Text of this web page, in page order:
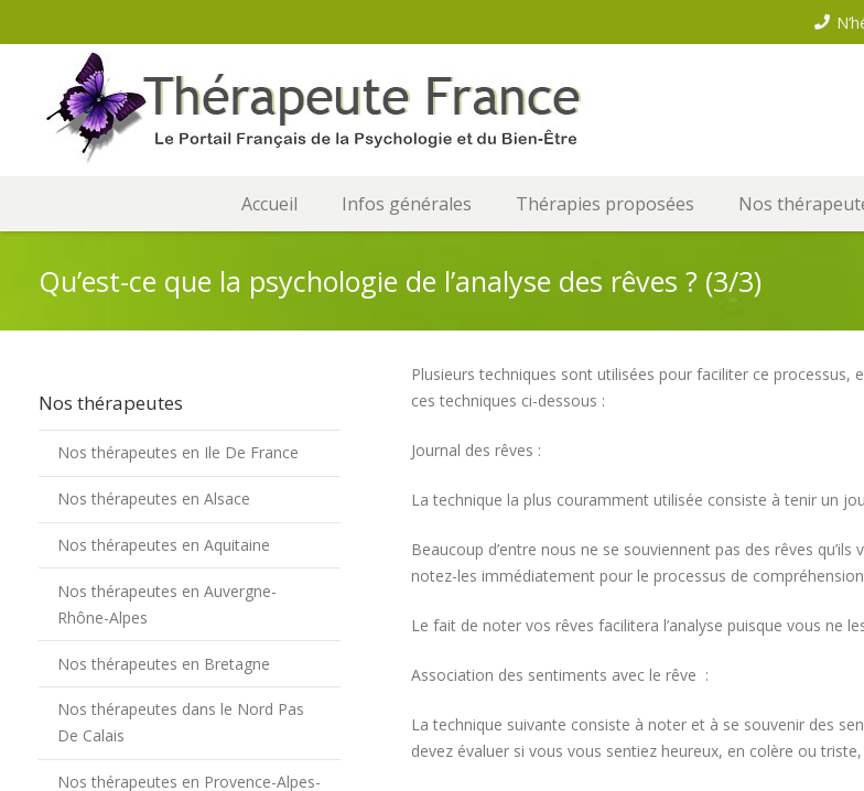
Accueil Infos générales Thérapies proposées Nos
Qu’est-ce que la psychologie de l’analyse des rêves ? (3/3)
Plusieurs techniques sont utilisées pour faciliter ce
ces techniques ci-dessous :
Journal des rêves :
La technique la plus couramment utilisée consiste à tenir un
Beaucoup d’entre nous ne se souviennent pas des rêves
notez-les immédiatement pour le processus de
Le fait de noter vos rêves facilitera l’analyse puisque vous ne
Association des sentiments avec le rêve :
La technique suivante consiste à noter et à se souvenir des
devez évaluer si vous vous sentiez heureux, en colère ou
Nos thérapeutes
Nos thérapeutes en Ile De France
Nos thérapeutes en Alsace
Nos thérapeutes en Aquitaine
Nos thérapeutes en Auvergne-
Rhône-Alpes
Nos thérapeutes en Bretagne
Nos thérapeutes dans le Nord Pas
De Calais
Nos thérapeutes en Provence-Alpes-